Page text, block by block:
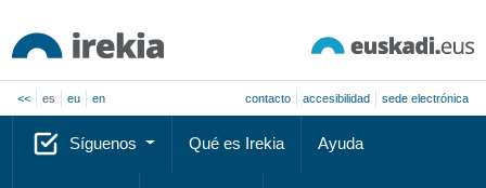
<< es eu en contacto accesibilidad sede electrónica
Síguenos Qué es Irekia Ayuda